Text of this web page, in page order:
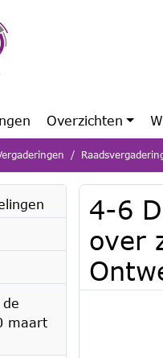
Overzichten
maart
4-6
over